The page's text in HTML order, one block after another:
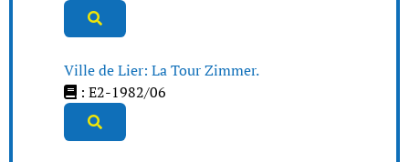
Ville de Lier: La Tour Zimmer.
: E2-1982/06